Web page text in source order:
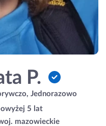
P.
Jednorazowo
5 lat
mazowieckie